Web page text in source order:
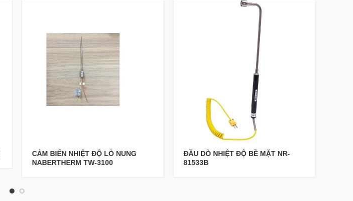
CẢM BIẾN NHIỆT ĐỘ LÒ NUNG
NABERTHERM TW-3100
ĐẦU DÒ NHIỆT ĐỘ BỀ MẶT NR-
81533B